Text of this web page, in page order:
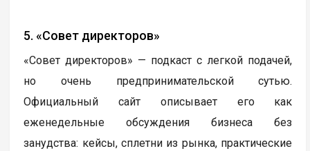
5. «Совет директоров»
«Совет директоров» — подкаст с легкой подачей,
но очень предпринимательской сутью.
Официальный сайт описывает его как
еженедельные обсуждения бизнеса без
занудства: кейсы, сплетни из рынка, практические